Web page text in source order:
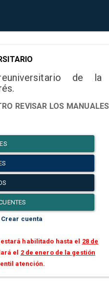
de la
REVISAR LOS
Crear cuenta
estará habilitado hasta el 28 de
el 2 de enero de la gestión
atención.